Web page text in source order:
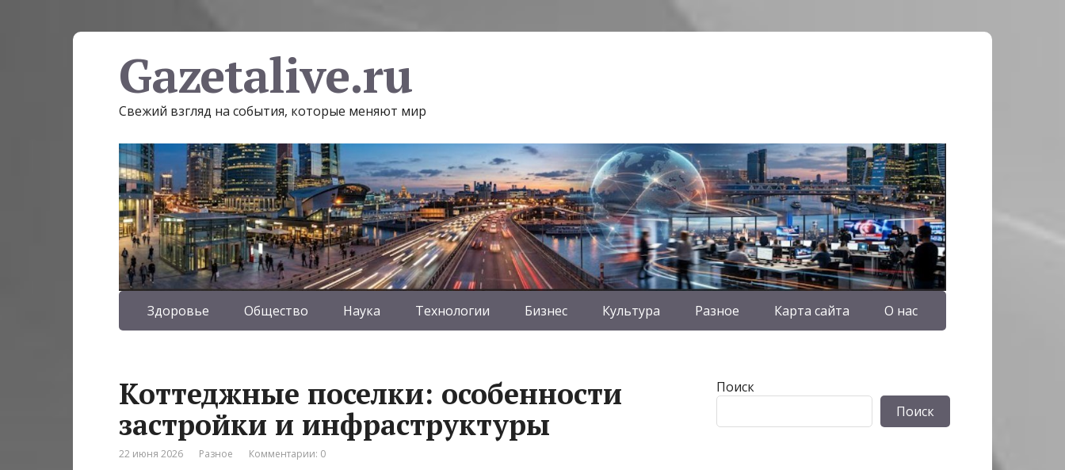
Gazetalive.ru
Свежий взгляд на события, которые меняют мир
Здоровье Общество Наука Технологии Бизнес Культура Разное Карта сайта О нас
Коттеджные поселки: особенности
застройки и инфраструктуры
22 июня 2026 Разное Комментарии: 0
Поиск
Поиск